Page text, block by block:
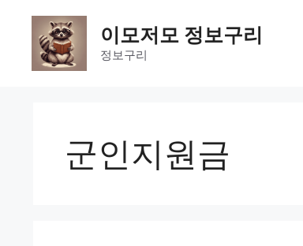
content
이모저모 정보구리
정보구리
군인지원금